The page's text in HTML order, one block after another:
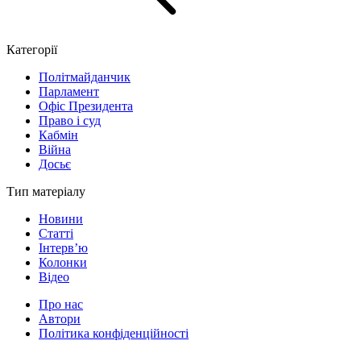
Категорії
Політмайданчик
Парламент
Офіс Президента
Право і суд
Кабмін
Війна
Досьє
Тип матеріалу
Новини
Статті
Інтерв’ю
Колонки
Відео
Про нас
Автори
Політика конфіденційності